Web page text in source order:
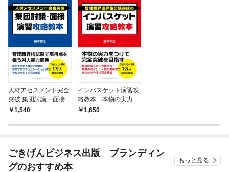
人材アセスメント完全
突破 集団討議・面接演
習攻略教本 管理職昇格
人能力開発
1,540
インバスケット演習攻
略教本 本物の実力を
つけて完全突破を目指
1,650
ごきげんビジネス出版 ブランディン
グのおすすめ本
もっと見る